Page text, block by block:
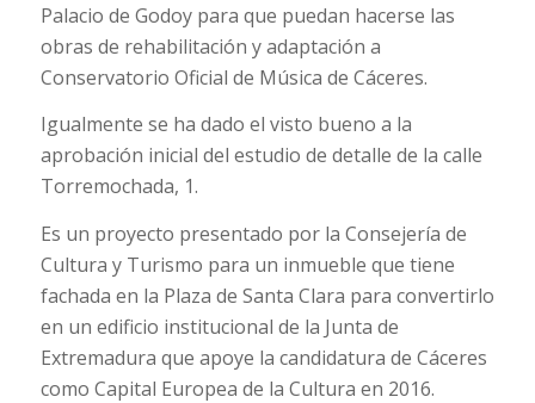
Palacio de Godoy para que puedan hacerse las
obras de rehabilitación y adaptación a
Conservatorio Oficial de Música de Cáceres.
Igualmente se ha dado el visto bueno a la
aprobación inicial del estudio de detalle de la calle
Torremochada, 1.
Es un proyecto presentado por la Consejería de
Cultura y Turismo para un inmueble que tiene
fachada en la Plaza de Santa Clara para convertirlo
en un edificio institucional de la Junta de
Extremadura que apoye la candidatura de Cáceres
como Capital Europea de la Cultura en 2016.